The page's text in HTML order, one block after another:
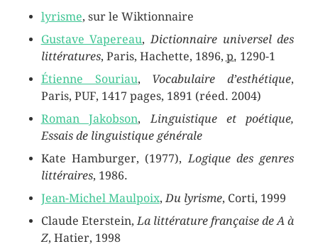
lyrisme, sur le Wiktionnaire
Gustave Vapereau,Dictionnaire universel des
littératures, Paris, Hachette, 1896, p. 1290-1
Étienne Souriau, Vocabulaire d’esthétique,
Paris, PUF, 1417 pages, 1891 (réed. 2004)
Roman Jakobson,Linguistique et poétique,
Essais de linguistique générale
Kate Hamburger, (1977),Logique des genres
littéraires, 1986.
Jean-Michel Maulpoix,Du lyrisme, Corti, 1999
Claude Eterstein,La littérature française de A à
Z, Hatier, 1998